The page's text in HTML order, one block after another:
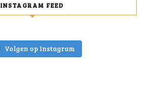
INSTAGRAM FEED
Volgen op Instagram